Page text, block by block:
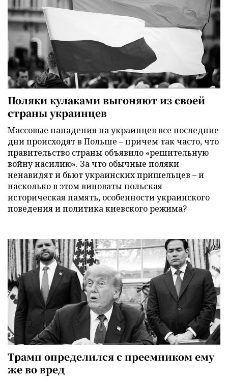
Поляки кулаками выгоняют из своей
страны украинцев
Массовые нападения на украинцев все последние
дни происходят в Польше – причем так часто, что
правительство страны объявило «решительную
войну насилию». За что обычные поляки
ненавидят и бьют украинских пришельцев – и
насколько в этом виноваты польская
историческая память, особенности украинского
поведения и политика киевского режима?
Трамп определился с преемником ему
же во вред